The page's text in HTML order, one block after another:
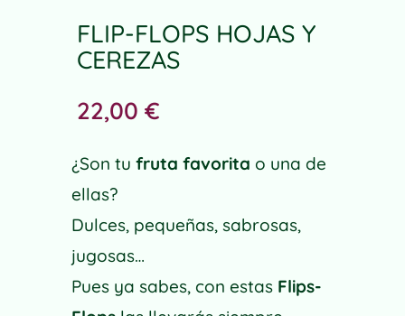
FLIP-FLOPS HOJAS Y
CEREZAS
22,00 €
¿Son tu fruta favorita o una de
ellas?
Dulces, pequeñas, sabrosas,
jugosas…
Pues ya sabes, con estas Flips-